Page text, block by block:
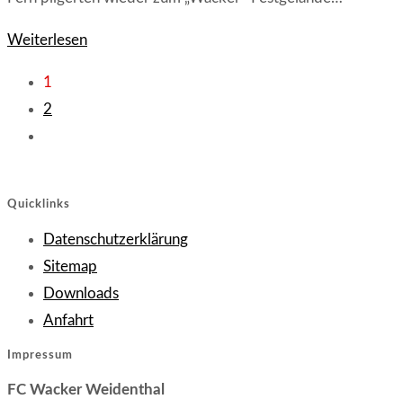
WeiterlesenFünf
1
2
Quicklinks
DatenschutzerklärungOpens
Sitemap
in
DownloadsOpens
AnfahrtOpens
Impressum
FC Wacker Weidenthal